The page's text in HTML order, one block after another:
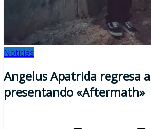
Noticias
Angelus Apatrida regresa
presentando «Aftermath»